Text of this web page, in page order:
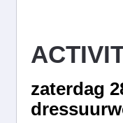
zaterdag